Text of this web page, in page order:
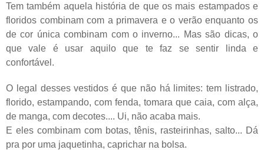
Tem também aquela história de que os mais estampados e
floridos combinam com a primavera e o verão enquanto os
de cor única combinam com o inverno... Mas são dicas, o
que vale é usar aquilo que te faz se sentir linda e
confortável.
O legal desses vestidos é que não há limites: tem listrado,
florido, estampando, com fenda, tomara que caia, com alça,
de manga, com decotes.... Ui, não acaba mais.
E eles combinam com botas, tênis, rasteirinhas, salto... Dá
pra por uma jaquetinha, caprichar na bolsa.